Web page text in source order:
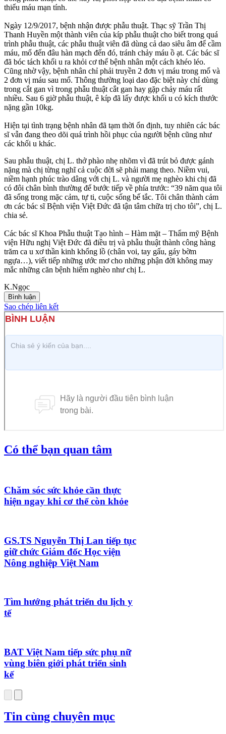
thiếu máu mạn tính.
Ngày 12/9/2017, bệnh nhận được phẫu thuật. Thạc sỹ Trần Thị
Thanh Huyền một thành viên của kíp phẫu thuật cho biết trong quá
trình phẫu thuật, các phẫu thuật viên đã dùng cả dao siêu âm để cầm
máu, mổ đến đâu hàn mạch đến đó, tránh chảy máu ồ ạt. Các bác sĩ
đã bóc tách khối u ra khỏi cơ thể bệnh nhân một cách khéo léo.
Cũng nhờ vậy, bệnh nhân chỉ phải truyền 2 đơn vị máu trong mổ và
2 đơn vị máu sau mổ. Thông thường loại dao đặc biệt này chỉ dùng
trong cắt gan vì trong phẫu thuật cắt gan hay gặp chảy máu rất
nhiều. Sau 6 giờ phẫu thuật, ê kíp đã lấy được khối u có kích thước
nặng gần 10kg.
Hiện tại tình trạng bệnh nhân đã tạm thời ổn định, tuy nhiên các bác
sĩ vẫn đang theo dõi quá trình hồi phục của người bệnh cũng như
các khối u khác.
Sau phẫu thuật, chị L. thở phào nhẹ nhõm vì đã trút bỏ được gánh
nặng mà chị từng nghĩ cả cuộc đời sẽ phải mang theo. Niềm vui,
niềm hạnh phúc trào dâng với chị L. và người mẹ nghèo khi chị đã
có đôi chân bình thường để bước tiếp về phía trước: “39 năm qua tôi
đã sống trong mặc cảm, tự ti, cuộc sống bế tắc. Tôi chân thành cảm
ơn các bác sĩ Bệnh viện Việt Đức đã tận tâm chữa trị cho tôi”, chị L.
chia sẻ.
Các bác sĩ Khoa Phẫu thuật Tạo hình – Hàm mặt – Thẩm mỹ Bệnh
viện Hữu nghị Việt Đức đã điều trị và phẫu thuật thành công hàng
trăm ca u xơ thần kinh khổng lồ (chân voi, tay gấu, gáy bờm
ngựa…), viết tiếp những ước mơ cho những phận đời không may
mắc những căn bệnh hiểm nghèo như chị L.
K.Ngọc
Bình luận
Sao chép liên kết
Có thể bạn quan tâm
Chăm sóc sức khỏe cần thực
hiện ngay khi cơ thể còn khỏe
GS.TS Nguyễn Thị Lan tiếp tục
giữ chức Giám đốc Học viện
Nông nghiệp Việt Nam
Tìm hướng phát triển du lịch y
tế
BAT Việt Nam tiếp sức phụ nữ
vùng biên giới phát triển sinh
kế
Tin cùng chuyên mục